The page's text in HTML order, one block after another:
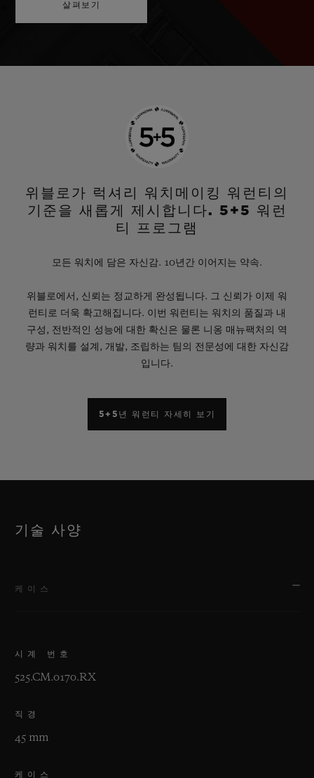
살펴보기
위블로가 럭셔리 워치메이킹 워런티의
기준을 새롭게 제시합니다. 5+5 워런
티 프로그램
모든 워치에 담은 자신감. 10년간 이어지는 약속.
위블로에서, 신뢰는 정교하게 완성됩니다. 그 신뢰가 이제 워
런티로 더욱 확고해집니다. 이번 워런티는 워치의 품질과 내
구성, 전반적인 성능에 대한 확신은 물론 니옹 매뉴팩처의 역
량과 워치를 설계, 개발, 조립하는 팀의 전문성에 대한 자신감
입니다.
5+5년 워런티 자세히 보기
기술 사양
케이스
시계 번호
525.CM.0170.RX
직경
45 mm
케이스